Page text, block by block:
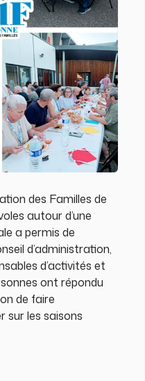
des Familles de
autour d’une
a permis de
d’administration,
d’activités et
ont répondu
de faire
sur les saisons